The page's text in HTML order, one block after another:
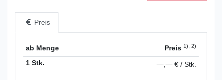
Preis
ab Menge Preis1), 2)
1 Stk. —,— € / Stk.